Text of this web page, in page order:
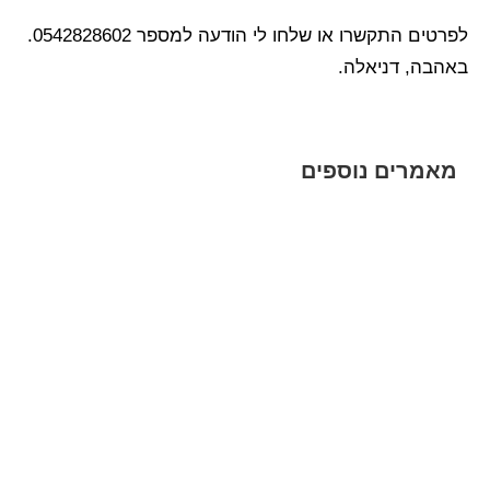
לפרטים התקשרו או שלחו לי הודעה למספר 0542828602.
באהבה, דניאלה.
מאמרים נוספים